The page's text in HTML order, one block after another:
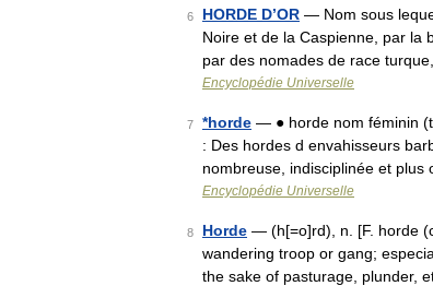
6 HORDE D’OR — Nom sous
Noire et de la Caspienne, par la
par des nomades de race
Encyclopédie Universelle
7 *horde — ● horde nom féminin
: Des hordes d envahisseurs
nombreuse, indisciplinée et plus
Encyclopédie Universelle
8 Horde — (h[=o]rd), n. [F. horde
wandering troop or gang;
the sake of pasturage, plunder,